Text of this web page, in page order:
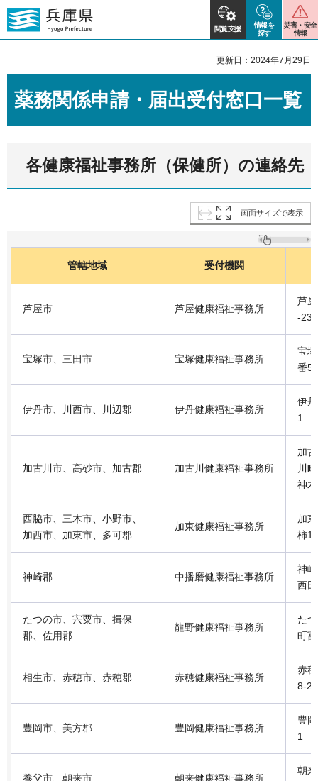
閲覧支援
情報を
探す
災害・安全
情報
更新日：2024年7月29日
薬務関係申請・届出受付窓口一覧
各健康福祉事務所（保健所）の連絡先
画面サイズで表示
管轄地域 受付機関
芦屋市 芦屋健康福祉事務所
芦
-23
宝塚市、三田市 宝塚健康福祉事務所
宝
番5
伊丹市、川西市、川辺郡 伊丹健康福祉事務所
伊
1
加古川市、高砂市、加古郡 加古川健康福祉事務所
加
川
神
西脇市、三木市、小野市、
加西市、加東市、多可郡
加東健康福祉事務所
加
柿
神崎郡 中播磨健康福祉事務所
神
西
たつの市、宍粟市、揖保
郡、佐用郡
龍野健康福祉事務所
た
町
相生市、赤穂市、赤穂郡 赤穂健康福祉事務所
赤
8-2
豊岡市、美方郡 豊岡健康福祉事務所
豊
1
養父市、朝来市 朝来健康福祉事務所
朝